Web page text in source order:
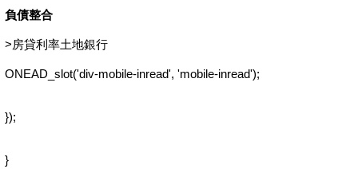
負債整合
>房貸利率土地銀行
ONEAD_slot('div-mobile-inread', 'mobile-inread');
});
}